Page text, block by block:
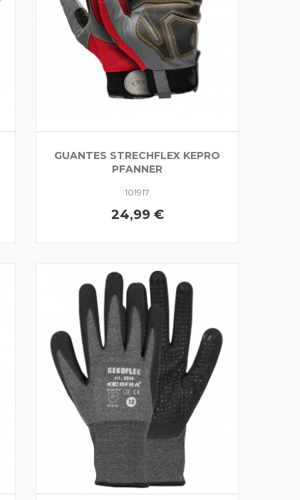
GUANTES STRECHFLEX KEPRO
PFANNER
101917
24,99 €